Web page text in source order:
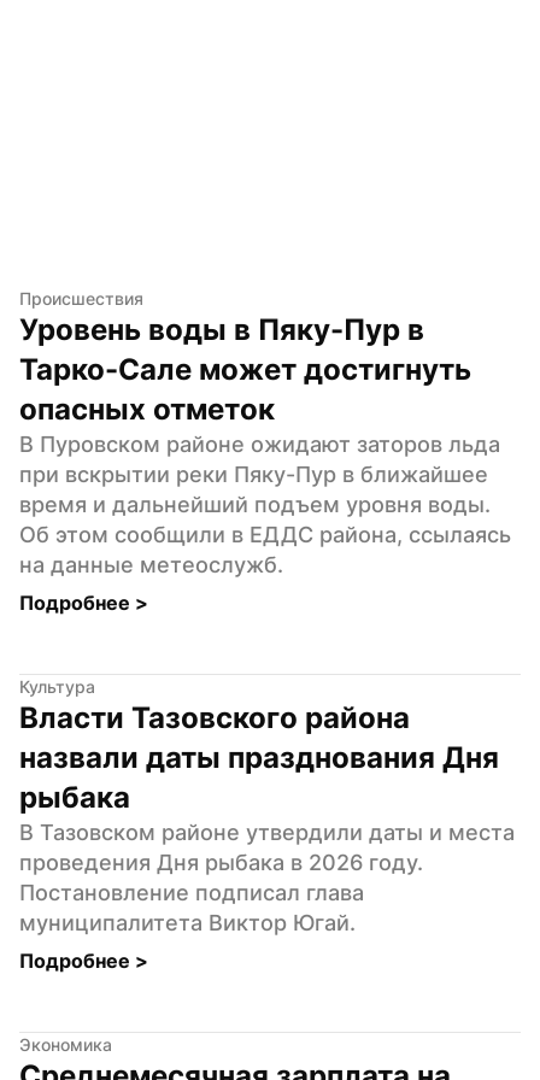
Происшествия
Уровень воды в Пяку-Пур в
Тарко-Сале может достигнуть
опасных отметок
В Пуровском районе ожидают заторов льда
при вскрытии реки Пяку-Пур в ближайшее
время и дальнейший подъем уровня воды.
Об этом сообщили в ЕДДС района, ссылаясь
на данные метеослужб.
Подробнее >
Культура
Власти Тазовского района
назвали даты празднования Дня
рыбака
В Тазовском районе утвердили даты и места
проведения Дня рыбака в 2026 году.
Постановление подписал глава
муниципалитета Виктор Югай.
Подробнее >
Экономика